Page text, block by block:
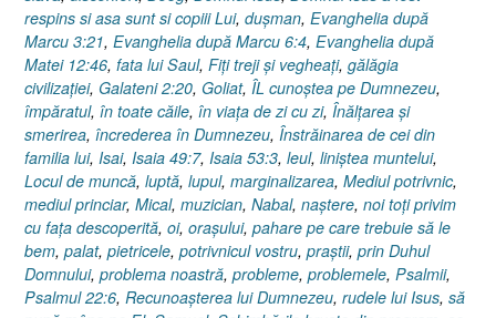
respins si asa sunt si copiii Lui, duşman, Evanghelia după
Marcu 3:21, Evanghelia după Marcu 6:4, Evanghelia după
Matei 12:46, fata lui Saul, Fiţi treji şi vegheaţi, gălăgia
civilizaţiei, Galateni 2:20, Goliat, ÎL cunoştea pe Dumnezeu,
împăratul, în toate căile, în viaţa de zi cu zi, Înălţarea şi
smerirea, încrederea în Dumnezeu, Înstrăinarea de cei din
familia lui, Isai, Isaia 49:7, Isaia 53:3, leul, liniştea muntelui,
Locul de muncă, luptă, lupul, marginalizarea, Mediul potrivnic,
mediul princiar, Mical, muzician, Nabal, naştere, noi toţi privim
cu faţa descoperită, oi, oraşului, pahare pe care trebuie să le
bem, palat, pietricele, potrivnicul vostru, praştii, prin Duhul
Domnului, problema noastră, probleme, problemele, Psalmii,
Psalmul 22:6, Recunoaşterea lui Dumnezeu, rudele lui Isus, să